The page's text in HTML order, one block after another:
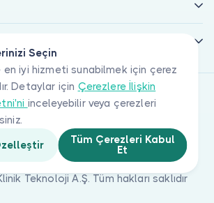
Seçin
iyi hizmeti sunabilmek için çerez
Detaylar için Çerezlere İlişkin
inceleyebilir veya çerezleri
Tüm Çerezleri Kabul
Et
Teknoloji A.Ş. Tüm hakları saklıdır